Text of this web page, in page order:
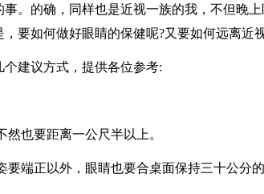
。的确，同样也是近视一族的我，不但晚
要如何做好眼睛的保健呢?又要如何远离近
建议方式，提供各位参考:
也要距离一公尺半以上。
要端正以外，眼睛也要合桌面保持三十公分